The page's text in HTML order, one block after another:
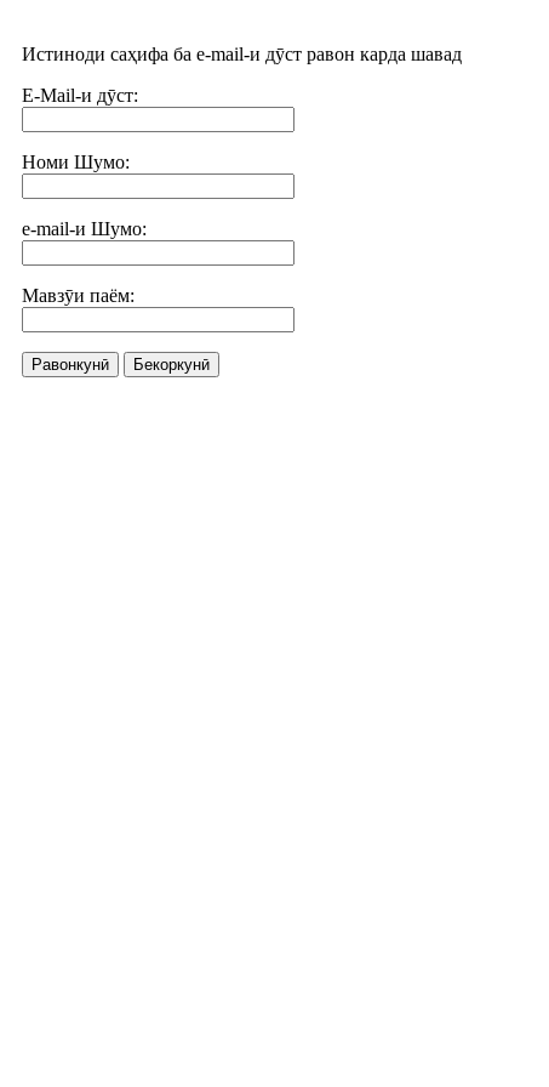
Истиноди саҳифа ба e-mail-и дӯст равон карда шавад
E-Mail-и дӯст:
Номи Шумо:
e-mail-и Шумо:
Мавзӯи паём:
Равонкунӣ Бекоркунӣ